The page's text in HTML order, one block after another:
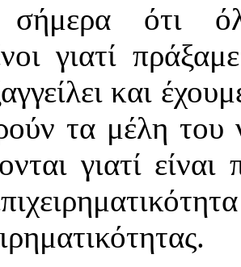
ότι
γιατί
και
τα μέλη του
γιατί